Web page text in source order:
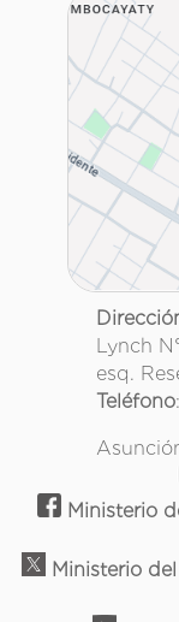
Lynch
esq.
Teléfono
Ministerio
Ministerio